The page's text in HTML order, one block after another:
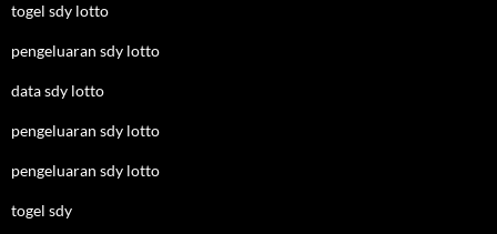
togel sdy lotto
pengeluaran sdy lotto
data sdy lotto
pengeluaran sdy lotto
pengeluaran sdy lotto
togel sdy